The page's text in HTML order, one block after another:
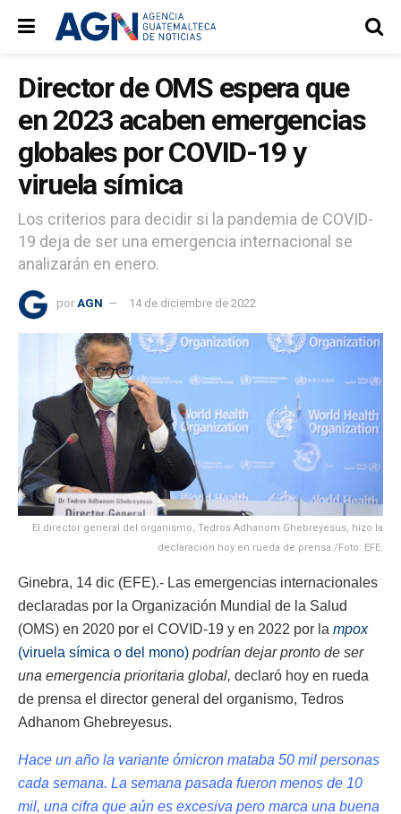
Director de OMS espera que
en 2023 acaben emergencias
globales por COVID-19 y
viruela símica
Los criterios para decidir si la pandemia de COVID-
19 deja de ser una emergencia internacional se
analizarán en enero.
por AGN 14 de diciembre de 2022
El director general del organismo, Tedros Adhanom Ghebreyesus, hizo la
declaración hoy en rueda de prensa./Foto: EFE.
Ginebra, 14 dic (EFE).- Las emergencias internacionales
declaradas por la Organización Mundial de la Salud
(OMS) en 2020 por el COVID-19 y en 2022 por la mpox
(viruela símica o del mono) podrían dejar pronto de ser
una emergencia prioritaria global, declaró hoy en rueda
de prensa el director general del organismo, Tedros
Adhanom Ghebreyesus.
Hace un año la variante ómicron mataba 50 mil personas
cada semana. La semana pasada fueron menos de 10
mil, una cifra que aún es excesiva pero marca una buena